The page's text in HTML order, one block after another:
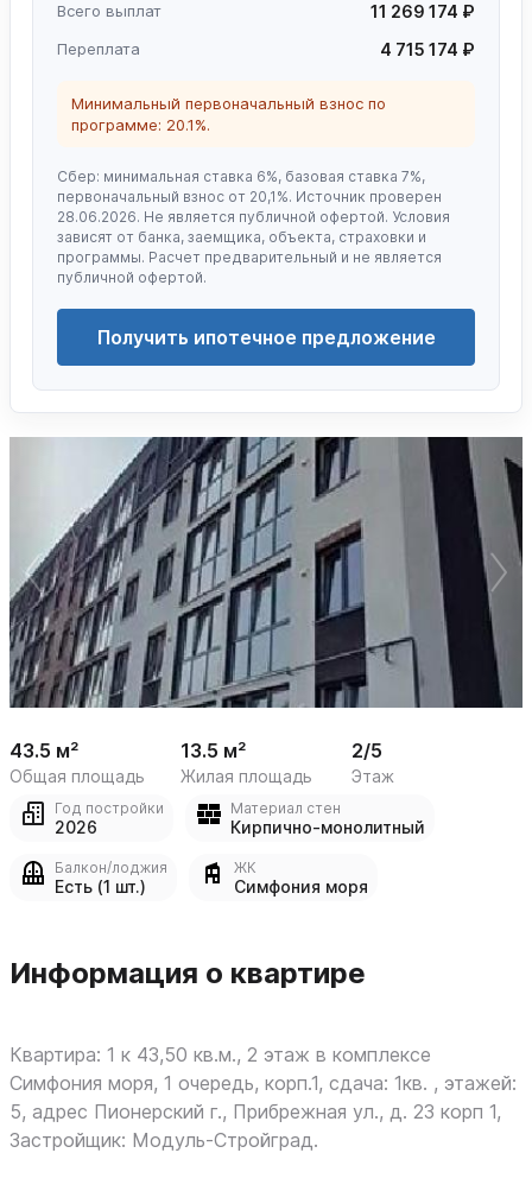
Всего выплат 11 269 174 ₽
Переплата 4 715 174 ₽
Минимальный первоначальный взнос по
программе: 20.1%.
Сбер: минимальная ставка 6%, базовая ставка 7%,
первоначальный взнос от 20,1%. Источник проверен
28.06.2026. Не является публичной офертой. Условия
зависят от банка, заемщика, объекта, страховки и
программы. Расчет предварительный и не является
публичной офертой.
Получить ипотечное предложение
1
/
8
43.5 м²
Общая площадь
13.5 м²
Жилая площадь
2/5
Этаж
Год постройки
2026
Материал стен
Кирпично-монолитный
Балкон/лоджия
Есть (1 шт.)
ЖК
Симфония моря
Информация о квартире
Квартира: 1 к 43,50 кв.м., 2 этаж в комплексе
Симфония моря, 1 очередь, корп.1, сдача: 1кв. , этажей:
5, адрес Пионерский г., Прибрежная ул., д. 23 корп 1,
Застройщик: Модуль-Стройград.